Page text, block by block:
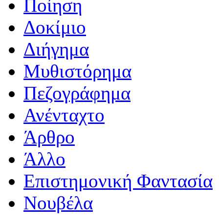
Ποίηση
Δοκίμιο
Διήγημα
Μυθιστόρημα
Πεζογράφημα
Ανένταχτο
Άρθρο
Άλλο
Επιστημονική Φαντασία
Νουβέλα